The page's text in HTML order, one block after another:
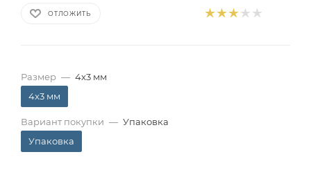
ОТЛОЖИТЬ
Размер — 4x3 мм
4x3 мм
Вариант покупки — Упаковка
Упаковка